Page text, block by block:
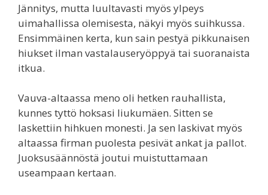
Jännitys, mutta luultavasti myös ylpeys
uimahallissa olemisesta, näkyi myös suihkussa.
Ensimmäinen kerta, kun sain pestyä pikkunaisen
hiukset ilman vastalauseryöppyä tai suoranaista
itkua.
Vauva-altaassa meno oli hetken rauhallista,
kunnes tyttö hoksasi liukumäen. Sitten se
laskettiin hihkuen monesti. Ja sen laskivat myös
altaassa firman puolesta pesivät ankat ja pallot.
Juoksusäännöstä joutui muistuttamaan
useampaan kertaan.